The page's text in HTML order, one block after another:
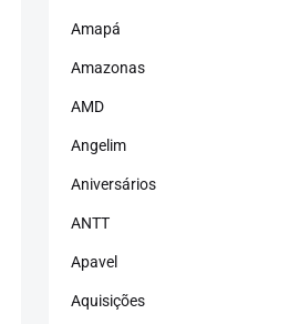
Amapá
Amazonas
AMD
Angelim
Aniversários
ANTT
Apavel
Aquisições